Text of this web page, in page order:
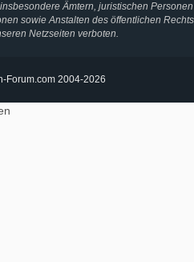
Ämtern, juristischen Personen
sowie Anstalten des öffentlichen Rechts
Netzseiten verboten.
Forum.com 2004-2026